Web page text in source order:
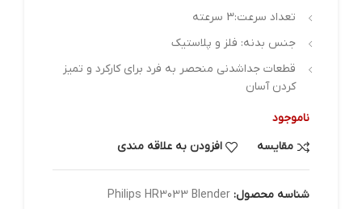
تعداد سرعت:3 سرعته
جنس بدنه: فلز و پلاستیک
قطعات جداشدنی منحصر به فرد برای کارکرد و تمیز
کردن آسان
ناموجود
مقایسه
افزودن به علاقه مندی
شناسه محصول: Philips HR3033 Blender